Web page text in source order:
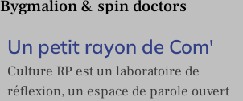
Bygmalion & spin doctors
Un petit rayon de Com'
Culture RP est un laboratoire de
réflexion, un espace de parole ouvert